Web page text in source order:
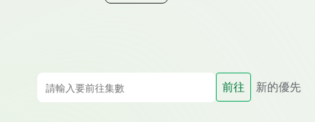
前往 新的優先